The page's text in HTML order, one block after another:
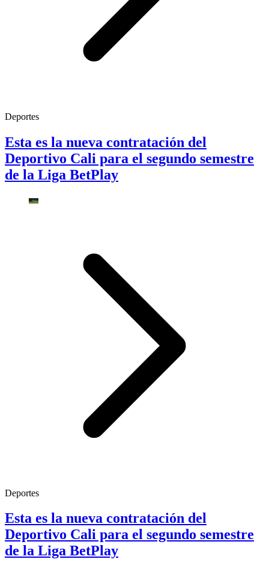
Deportes
Esta es la nueva contratación del
Deportivo Cali para el segundo semestre
de la Liga BetPlay
Deportes
Esta es la nueva contratación del
Deportivo Cali para el segundo semestre
de la Liga BetPlay